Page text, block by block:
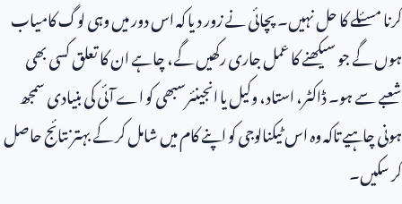
کرنا مسئلے کا حل نہیں۔ پچائی نے زور دیا کہ اس دور میں وہی لوگ کامیاب
ہوں گے جو سیکھنے کا عمل جاری رکھیں گے، چاہے ان کا تعلق کسی بھی
شعبے سے ہو۔ ڈاکٹر، استاد، وکیل یا انجینئرسبھی کو اے آئی کی بنیادی سمجھ
ہونی چاہیے تاکہ وہ اس ٹیکنالوجی کو اپنے کام میں شامل کر کے بہتر نتائج حاصل
کر سکیں۔